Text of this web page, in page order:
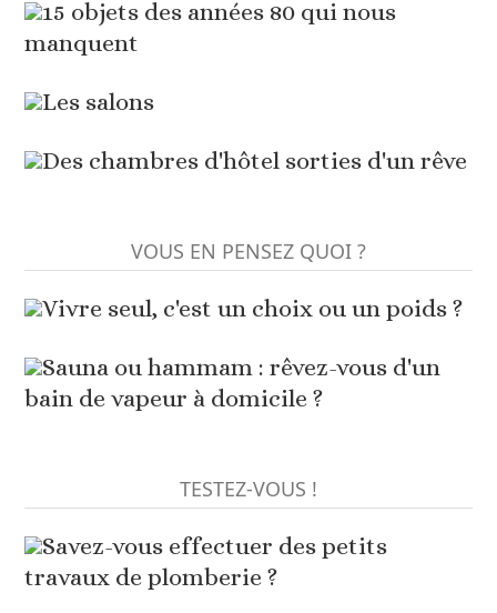
15 objets des années 80 qui nous
manquent
Les salons
Des chambres d'hôtel sorties d'un rêve
VOUS EN PENSEZ QUOI ?
Vivre seul, c'est un choix ou un poids ?
Sauna ou hammam : rêvez-vous d'un
bain de vapeur à domicile ?
TESTEZ-VOUS !
Savez-vous effectuer des petits
travaux de plomberie ?